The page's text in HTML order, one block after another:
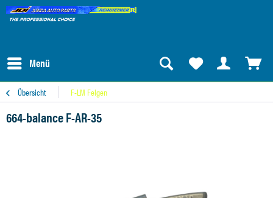
Menü
Übersicht F-LM Felgen
664-balance F-AR-35